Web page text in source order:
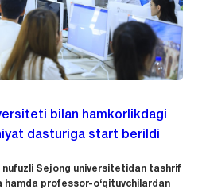
bilan hamkorlikdagi
dasturiga start berildi
nufuzli Sejong universitetidan tashrif
hamda professor-o‘qituvchilardan